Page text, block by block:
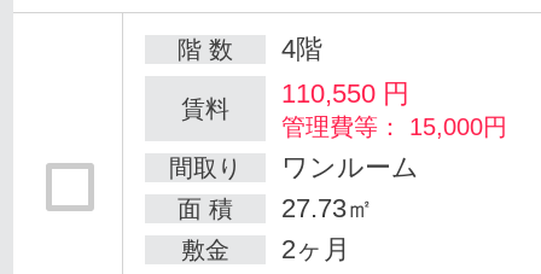
階 数 4階
賃料 110,550 円
管理費等： 15,000円
間取り
ワンルーム
面 積 27.73㎡
敷金 2ヶ月